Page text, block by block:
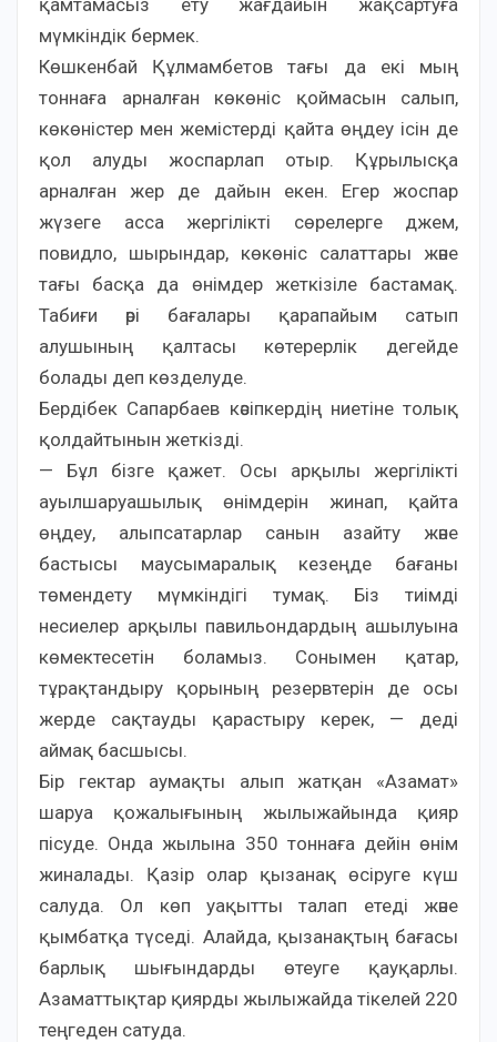
қамтамасыз ету жағдайын жақсартуға
мүмкіндік бермек.
Көшкенбай Құлмамбетов тағы да екі мың
тоннаға арналған көкөніс қоймасын салып,
көкөністер мен жемістерді қайта өңдеу ісін де
қол алуды жоспарлап отыр. Құрылысқа
арналған жер де дайын екен. Егер жоспар
жүзеге асса жергілікті сөрелерге джем,
повидло, шырындар, көкөніс салаттары және
тағы басқа да өнімдер жеткізіле бастамақ.
Табиғи әрі бағалары қарапайым сатып
алушының қалтасы көтерерлік дегейде
болады деп көзделуде.
Бердібек Сапарбаев кәсіпкердің ниетіне толық
қолдайтынын жеткізді.
— Бұл бізге қажет. Осы арқылы жергілікті
ауылшаруашылық өнімдерін жинап, қайта
өңдеу, алыпсатарлар санын азайту және
бастысы маусымаралық кезеңде бағаны
төмендету мүмкіндігі тумақ. Біз тиімді
несиелер арқылы павильондардың ашылуына
көмектесетін боламыз. Сонымен қатар,
тұрақтандыру қорының резервтерін де осы
жерде сақтауды қарастыру керек, — деді
аймақ басшысы.
Бір гектар аумақты алып жатқан «Азамат»
шаруа қожалығының жылыжайында қияр
пісуде. Онда жылына 350 тоннаға дейін өнім
жиналады. Қазір олар қызанақ өсіруге күш
салуда. Ол көп уақытты талап етеді және
қымбатқа түседі. Алайда, қызанақтың бағасы
барлық шығындарды өтеуге қауқарлы.
Азаматтықтар қиярды жылыжайда тікелей 220
теңгеден сатуда.